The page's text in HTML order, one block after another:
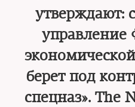
утверждают:
берет под
спецназ». The